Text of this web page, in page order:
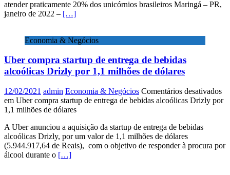
atender praticamente 20% dos unicórnios brasileiros Maringá – PR,
janeiro de 2022 – […]
Economia & Negócios
Uber compra startup de entrega de bebidas
alcoólicas Drizly por 1,1 milhões de dólares
12/02/2021 admin Economia & Negócios Comentários desativados
em Uber compra startup de entrega de bebidas alcoólicas Drizly por
1,1 milhões de dólares
A Uber anunciou a aquisição da startup de entrega de bebidas
alcoólicas Drizly, por um valor de 1,1 milhões de dólares
(5.944.917,64 de Reais), com o objetivo de responder à procura por
álcool durante o […]